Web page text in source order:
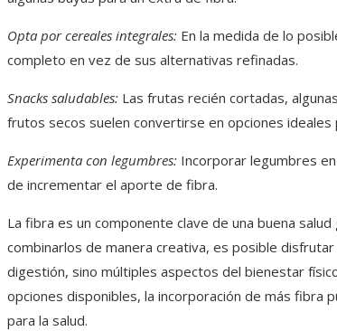
Opta por cereales integrales: En la medida de lo
completo en vez de sus alternativas refinadas.
Snacks saludables: Las frutas recién cortadas,
frutos secos suelen convertirse en opciones
Experimenta con legumbres: Incorporar legumbres
de incrementar el aporte de fibra.
La fibra es un componente clave de una buena
combinarlos de manera creativa, es posible
digestión, sino múltiples aspectos del bienestar
opciones disponibles, la incorporación de más fibra
para la salud.